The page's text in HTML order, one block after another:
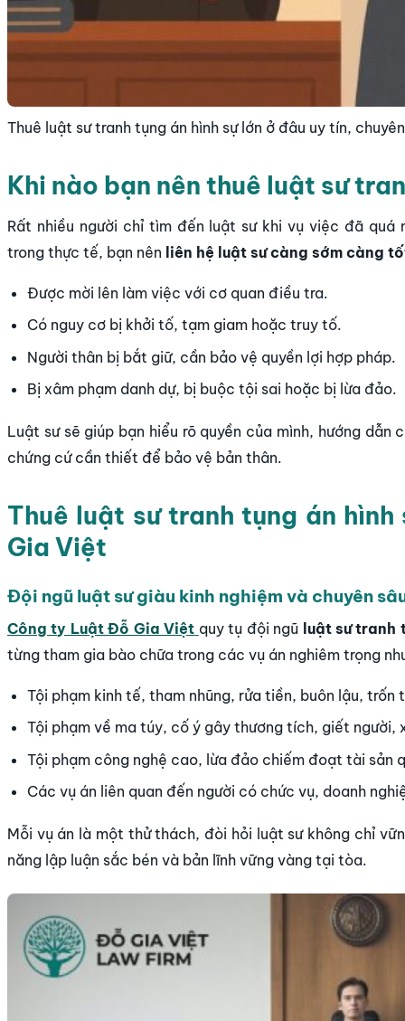
Thuê luật sư tranh tụng án hình sự lớn ở đâu uy tín,
Khi nào bạn nên thuê luật sư
Rất nhiều người chỉ tìm đến luật sư khi vụ việc đã
trong thực tế, bạn nên liên hệ luật sư càng sớm càng
Được mời lên làm việc với cơ quan điều tra.
Có nguy cơ bị khởi tố, tạm giam hoặc truy tố.
Người thân bị bắt giữ, cần bảo vệ quyền lợi hợp pháp.
Bị xâm phạm danh dự, bị buộc tội sai hoặc bị lừa đảo.
Luật sư sẽ giúp bạn hiểu rõ quyền của mình, hướng
chứng cứ cần thiết để bảo vệ bản thân.
Thuê luật sư tranh tụng án
Gia Việt
Đội ngũ luật sư giàu kinh nghiệm và chuyên
Công ty Luật Đỗ Gia Việt quy tụ đội ngũ luật sư tranh
từng tham gia bào chữa trong các vụ án nghiêm trọng
Tội phạm kinh tế, tham nhũng, rửa tiền, buôn lậu, trốn
Tội phạm về ma túy, cố ý gây thương tích, giết người,
Tội phạm công nghệ cao, lừa đảo chiếm đoạt tài sản
Các vụ án liên quan đến người có chức vụ, doanh
Mỗi vụ án là một thử thách, đòi hỏi luật sư không chỉ
năng lập luận sắc bén và bản lĩnh vững vàng tại tòa.